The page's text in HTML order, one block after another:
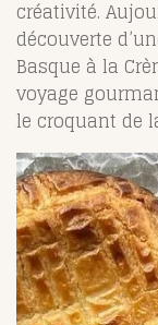
créativité.
découverte
Basque à la
voyage
le croquant de